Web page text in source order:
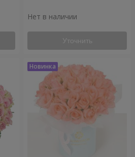
Нет в наличии
Уточнить